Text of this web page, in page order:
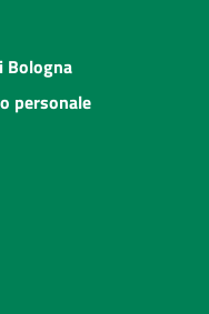
Bologna
personale